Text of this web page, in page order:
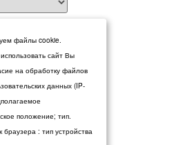
файлы cookie.
сайт Вы
на обработку файлов
данных (IP-
положение; тип.
браузера : тип устройства